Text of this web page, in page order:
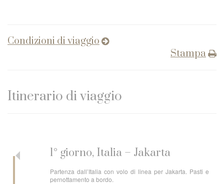
Condizioni di viaggio
Stampa
Itinerario di viaggio
1° giorno, Italia – Jakarta
Partenza dall’Italia con volo di linea per Jakarta. Pasti e
pernottamento a bordo.